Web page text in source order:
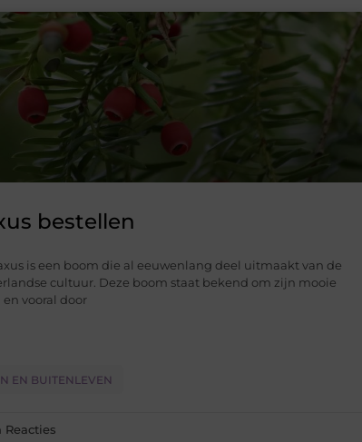
bestellen
is een boom die al eeuwenlang deel uitmaakt van de
cultuur. Deze boom staat bekend om zijn mooie
en vooral door
EN BUITENLEVEN
Reacties